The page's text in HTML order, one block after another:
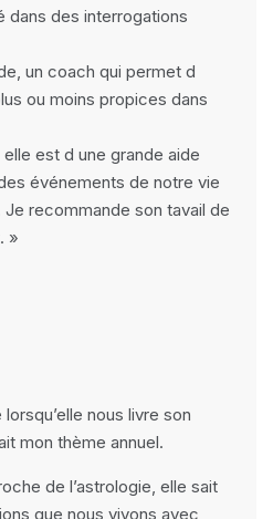
dans des interrogations
un coach qui permet d
ou moins propices dans
est d une grande aide
événements de notre vie
recommande son tavail de
»
nous livre son
mon thème annuel.
de l’astrologie, elle sait
que nous vivons avec